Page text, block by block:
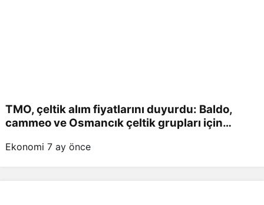
TMO, çeltik alım fiyatlarını duyurdu: Baldo,
cammeo ve Osmancık çeltik grupları için
Ekonomi 7 ay önce